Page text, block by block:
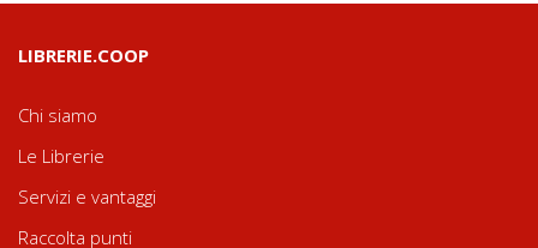
LIBRERIE.COOP
Chi siamo
Le Librerie
Servizi e vantaggi
Raccolta punti